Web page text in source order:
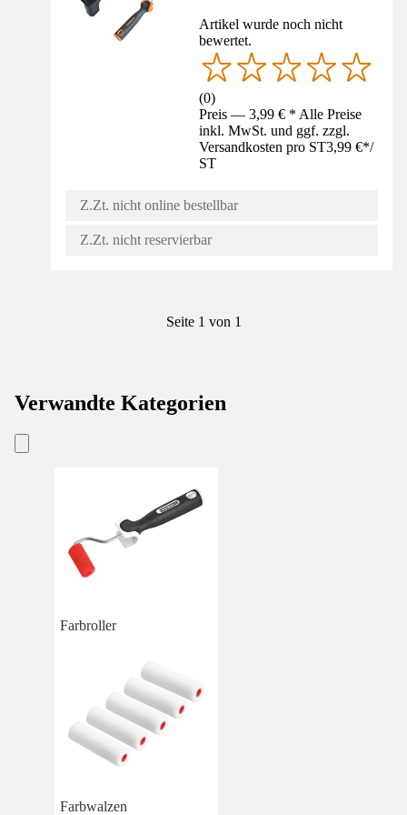
Artikel wurde noch nicht
bewertet.
(0)
Preis — 3,99 € * Alle Preise
inkl. MwSt. und ggf. zzgl.
Versandkosten pro ST3,99 €*/
ST
Z.Zt. nicht online bestellbar
Z.Zt. nicht reservierbar
Seite 1 von 1
Verwandte Kategorien
Farbroller
Farbwalzen